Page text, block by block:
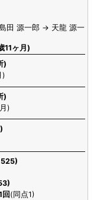
田 源一郎 → 天龍 源一
11ヶ月)
)
)
)
)
回 (同点1)